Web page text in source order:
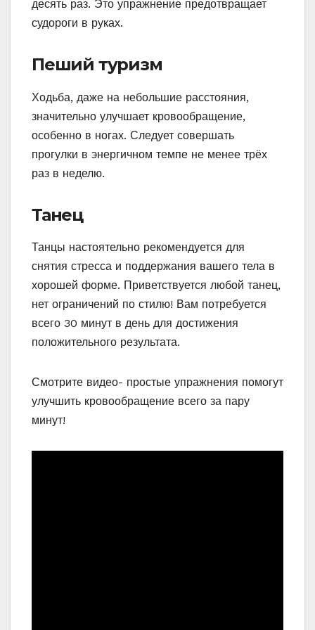
десять раз. Это упражнение предотвращает
судороги в руках.
Пеший туризм
Ходьба, даже на небольшие расстояния,
значительно улучшает кровообращение,
особенно в ногах. Следует совершать
прогулки в энергичном темпе не менее трёх
раз в неделю.
Танец
Танцы настоятельно рекомендуется для
снятия стресса и поддержания вашего тела в
хорошей форме. Приветствуется любой танец,
нет ограничений по стилю! Вам потребуется
всего 30 минут в день для достижения
положительного результата.
Смотрите видео- простые упражнения помогут
улучшить кровообращение всего за пару
минут!